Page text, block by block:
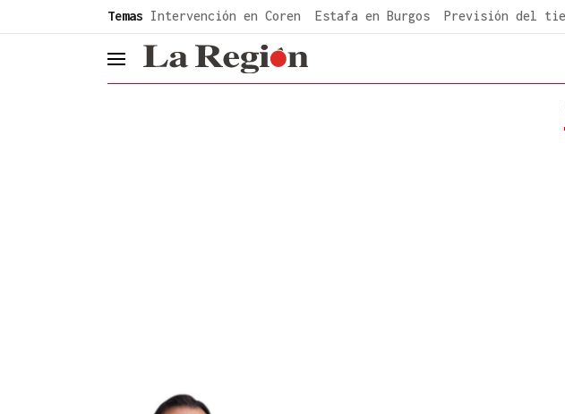
Temas Intervención en Coren Estafa en Burgos Previsión del
header.menu.open